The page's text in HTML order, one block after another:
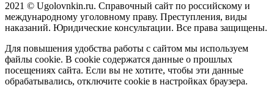
2021 © Ugolovnkin.ru. Справочный сайт по российскому и
международному уголовному праву. Преступления, виды
наказаний. Юридические консультации. Все права защищены.
Для повышения удобства работы с сайтом мы используем
файлы cookie. В cookie содержатся данные о прошлых
посещениях сайта. Если вы не хотите, чтобы эти данные
обрабатывались, отключите cookie в настройках браузера.